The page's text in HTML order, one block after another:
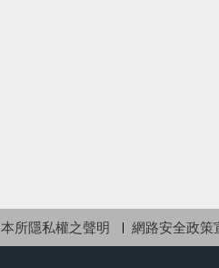
本所隱私權之聲明 網路安全政策